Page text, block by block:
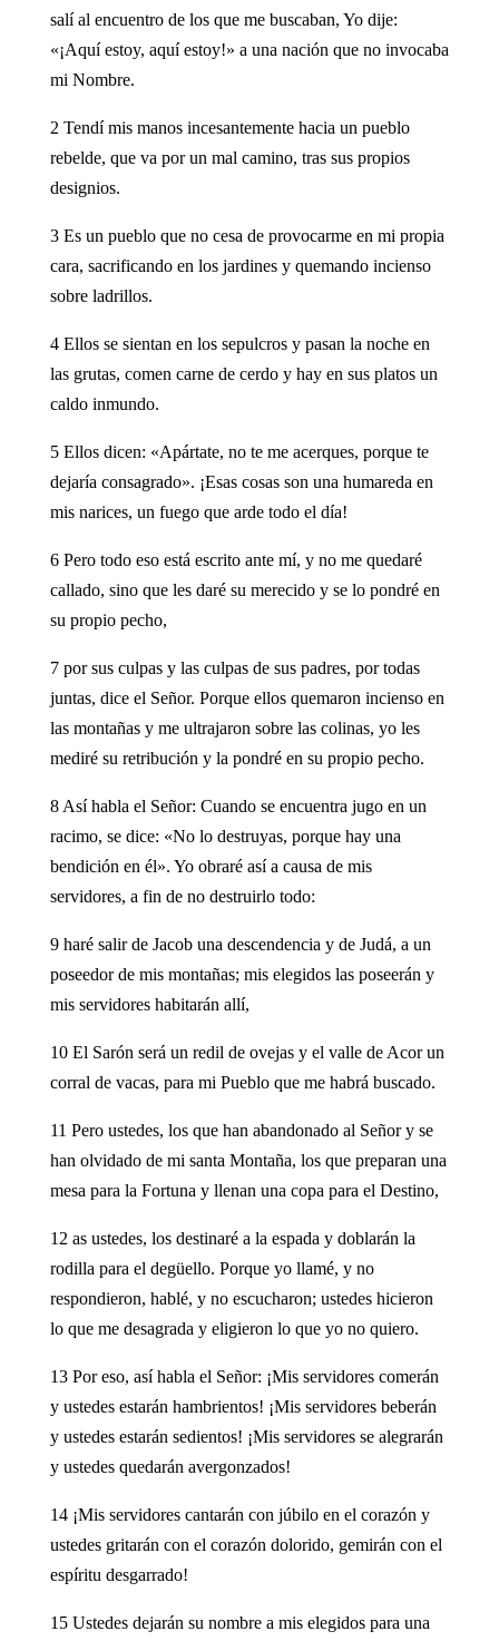
salí al encuentro de los que me buscaban, Yo dije:
«¡Aquí estoy, aquí estoy!» a una nación que no invocaba
mi Nombre.
2 Tendí mis manos incesantemente hacia un pueblo
rebelde, que va por un mal camino, tras sus propios
designios.
3 Es un pueblo que no cesa de provocarme en mi propia
cara, sacrificando en los jardines y quemando incienso
sobre ladrillos.
4 Ellos se sientan en los sepulcros y pasan la noche en
las grutas, comen carne de cerdo y hay en sus platos un
caldo inmundo.
5 Ellos dicen: «Apártate, no te me acerques, porque te
dejaría consagrado». ¡Esas cosas son una humareda en
mis narices, un fuego que arde todo el día!
6 Pero todo eso está escrito ante mí, y no me quedaré
callado, sino que les daré su merecido y se lo pondré en
su propio pecho,
7 por sus culpas y las culpas de sus padres, por todas
juntas, dice el Señor. Porque ellos quemaron incienso en
las montañas y me ultrajaron sobre las colinas, yo les
mediré su retribución y la pondré en su propio pecho.
8 Así habla el Señor: Cuando se encuentra jugo en un
racimo, se dice: «No lo destruyas, porque hay una
bendición en él». Yo obraré así a causa de mis
servidores, a fin de no destruirlo todo:
9 haré salir de Jacob una descendencia y de Judá, a un
poseedor de mis montañas; mis elegidos las poseerán y
mis servidores habitarán allí,
10 El Sarón será un redil de ovejas y el valle de Acor un
corral de vacas, para mi Pueblo que me habrá buscado.
11 Pero ustedes, los que han abandonado al Señor y se
han olvidado de mi santa Montaña, los que preparan una
mesa para la Fortuna y llenan una copa para el Destino,
12 as ustedes, los destinaré a la espada y doblarán la
rodilla para el degüello. Porque yo llamé, y no
respondieron, hablé, y no escucharon; ustedes hicieron
lo que me desagrada y eligieron lo que yo no quiero.
13 Por eso, así habla el Señor: ¡Mis servidores comerán
y ustedes estarán hambrientos! ¡Mis servidores beberán
y ustedes estarán sedientos! ¡Mis servidores se alegrarán
y ustedes quedarán avergonzados!
14 ¡Mis servidores cantarán con júbilo en el corazón y
ustedes gritarán con el corazón dolorido, gemirán con el
espíritu desgarrado!
15 Ustedes dejarán su nombre a mis elegidos para una